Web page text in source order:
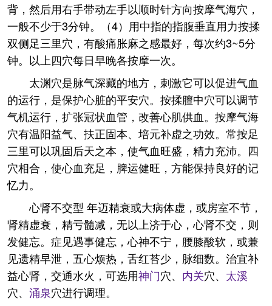
背，然后用右手带动左手以顺时针方向按摩气海穴，
一般不少于3分钟。（4）用中指的指腹垂直用力按揉
双侧足三里穴，有酸痛胀麻之感最好，每次约3~5分
钟。以上四穴每日早晚各按摩一次。
太渊穴是脉气深藏的地方，刺激它可以促进气血
的运行，是保护心脏的平安穴。按揉膻中穴可以调节
气机运行，扩张冠状血管，改善心肌供血。按摩气海
穴有温阳益气、扶正固本、培元补虚之功效。常按足
三里可以巩固后天之本，使气血旺盛，精力充沛。四
穴相合，使心血充足，脾运健旺，方能保持良好的记
忆力。
心肾不交型 年迈精衰或大病体虚，或房室不节，
肾精虚衰，精亏髓减，无以上济于心，心肾不交，则
发健忘。症见遇事健忘，心神不宁，腰膝酸软，或兼
见遗精早泄，五心烦热，舌红苔少，脉细数。治宜补
益心肾，交通水火，可选用神门穴、 内关穴、 太溪
穴、 涌泉穴进行调理。